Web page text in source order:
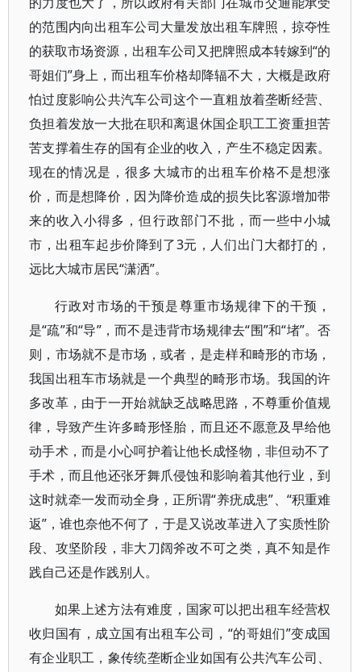
的范围内向出租车公司大量发放出租车牌照，掠夺性
的获取市场资源，出租车公司又把牌照成本转嫁到“的
哥姐们”身上，而出租车价格却降辐不大，大概是政府
怕过度影响公共汽车公司这个一直粗放着垄断经营、
负担着发放一大批在职和离退休国企职工工资重担苦
苦支撑着生存的国有企业的收入，产生不稳定因素。
现在的情况是，很多大城市的出租车价格不是想涨
价，而是想降价，因为降价造成的损失比客源增加带
来的收入小得多，但行政部门不批，而一些中小城
市，出租车起步价降到了3元，人们出门大都打的，
远比大城市居民“潇洒”。
行政对市场的干预是尊重市场规律下的干预，
是“疏”和“导”，而不是违背市场规律去“围”和“堵”。否
则，市场就不是市场，或者，是走样和畸形的市场，
我国出租车市场就是一个典型的畸形市场。我国的许
多改革，由于一开始就缺乏战略思路，不尊重价值规
律，导致产生许多畸形怪胎，而且还不愿意及早给他
动手术，而是小心呵护着让他长成怪物，非但动不了
手术，而且他还张牙舞爪侵蚀和影响着其他行业，到
这时就牵一发而动全身，正所谓“养疣成患”、“积重难
返”，谁也奈他不何了，于是又说改革进入了实质性阶
段、攻坚阶段，非大刀阔斧改不可之类，真不知是作
践自己还是作践别人。
如果上述方法有难度，国家可以把出租车经营权
收归国有，成立国有出租车公司，“的哥姐们”变成国
有企业职工，象传统垄断企业如国有公共汽车公司、